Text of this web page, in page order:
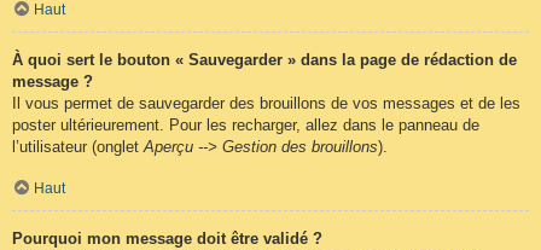
Haut
À quoi sert le bouton « Sauvegarder » dans la page de rédaction de
message ?
Il vous permet de sauvegarder des brouillons de vos messages et de les
poster ultérieurement. Pour les recharger, allez dans le panneau de
l’utilisateur (ongletAperçu --> Gestion des brouillons).
Haut
Pourquoi mon message doit être validé ?